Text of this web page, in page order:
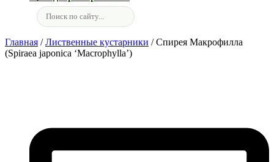
Главная /Лиственные кустарники / Спирея Макрофилла
(Spiraea japonica ‘Macrophylla’)